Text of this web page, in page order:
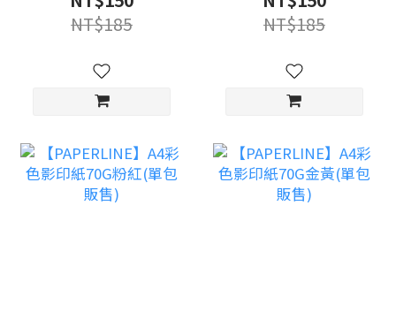
NT$185
NT$185